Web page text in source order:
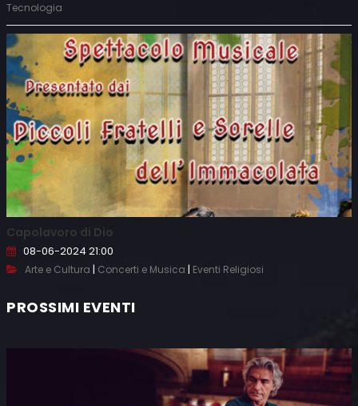
Tecnologia
Capolavoro di Dio
08-06-2024 21:00
Arte e Cultura | Concerti e Musica | Eventi Religiosi
PROSSIMI EVENTI